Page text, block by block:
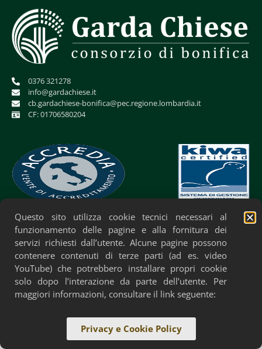
0376 321278
info@gardachiese.it
cb.gardachiese-bonifica@pec.regione.lombardia.it
CF: 01706580204
Privacy Policy Cookie Policy Accessibilità
Questo sito utilizza cookie tecnici necessari al
funzionamento delle pagine e alla fornitura dei
servizi richiesti dall’utente. Alcune pagine possono
contenere contenuti di terze parti (ad es. video
YouTube) che potrebbero installare propri cookie
solo dopo l’interazione da parte dell’utente. Per
maggiori informazioni, consultare il link seguente:
Privacy e Cookie Policy